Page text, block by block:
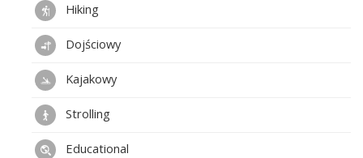
Hiking
Dojściowy
Kajakowy
Strolling
Educational